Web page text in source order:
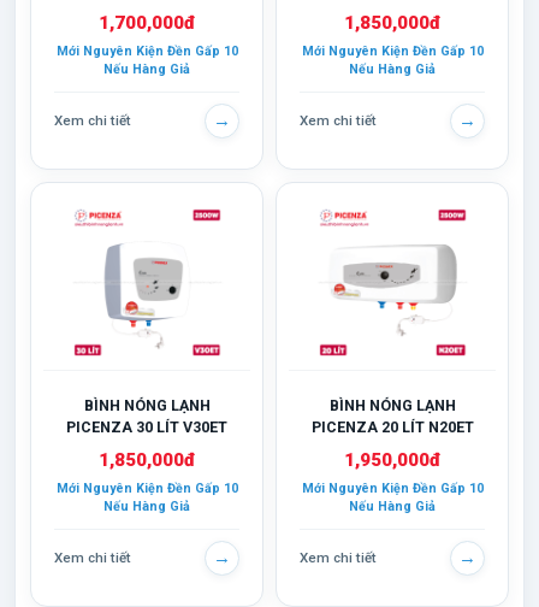
1,700,000đ
Mới Nguyên Kiện Đền Gấp 10
Nếu Hàng Giả
Xem chi tiết →
1,850,000đ
Mới Nguyên Kiện Đền Gấp 10
Nếu Hàng Giả
Xem chi tiết →
BÌNH NÓNG LẠNH
PICENZA 30 LÍT V30ET
1,850,000đ
Mới Nguyên Kiện Đền Gấp 10
Nếu Hàng Giả
Xem chi tiết →
BÌNH NÓNG LẠNH
PICENZA 20 LÍT N20ET
1,950,000đ
Mới Nguyên Kiện Đền Gấp 10
Nếu Hàng Giả
Xem chi tiết →